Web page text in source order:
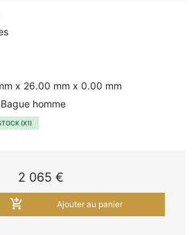
x 26.00 mm x 0.00 mm
homme
(X1)
2 065 €
Ajouter au panier
add_shopping_cart